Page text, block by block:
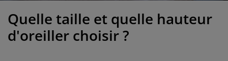
robesavec rangement
entretien meubles
pour vitrage
d'extérieur
entretien
Quelle taille et quelle hauteur
d'oreiller choisir ?